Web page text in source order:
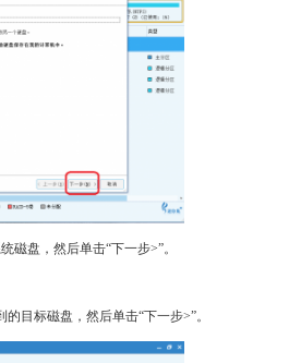
磁盘，然后单击“下一步>”。
目标磁盘，然后单击“下一步>”。